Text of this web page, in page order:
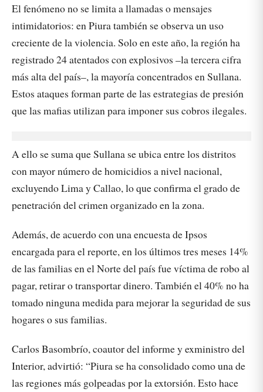
El fenómeno no se limita a llamadas o mensajes
intimidatorios: en Piura también se observa un uso
creciente de la violencia. Solo en este año, la región ha
registrado 24 atentados con explosivos –la tercera cifra
más alta del país–, la mayoría concentrados en Sullana.
Estos ataques forman parte de las estrategias de presión
que las mafias utilizan para imponer sus cobros ilegales.
A ello se suma que Sullana se ubica entre los distritos
con mayor número de homicidios a nivel nacional,
excluyendo Lima y Callao, lo que confirma el grado de
penetración del crimen organizado en la zona.
Además, de acuerdo con una encuesta de Ipsos
encargada para el reporte, en los últimos tres meses 14%
de las familias en el Norte del país fue víctima de robo al
pagar, retirar o transportar dinero. También el 40% no ha
tomado ninguna medida para mejorar la seguridad de sus
hogares o sus familias.
Carlos Basombrío, coautor del informe y exministro del
Interior, advirtió: “Piura se ha consolidado como una de
las regiones más golpeadas por la extorsión. Esto hace